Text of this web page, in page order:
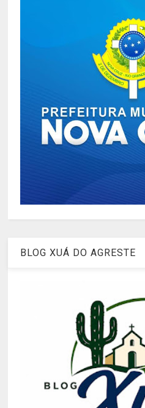
BLOG XUÁ DO AGRESTE